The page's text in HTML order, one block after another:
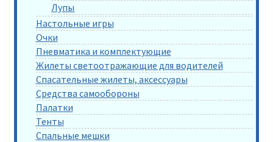
Лупы
Настольные игры
Очки
Пневматика и комплектующие
Жилеты светоотражающие для водителей
Спасательные жилеты, аксессуары
Средства самообороны
Палатки
Тенты
Спальные мешки